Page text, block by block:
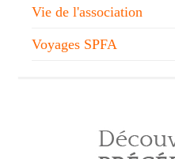
Vie de l'association
Voyages SPFA